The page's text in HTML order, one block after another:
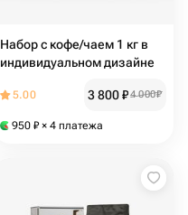
Набор с кофе/чаем 1 кг в
индивидуальном дизайне
5.00 3 800₽4 000₽
950 ₽ × 4 платежа